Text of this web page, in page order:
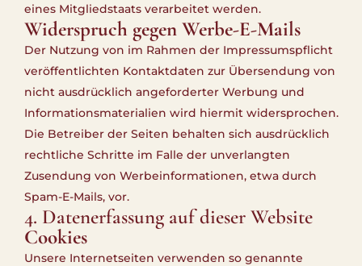
eines Mitgliedstaats verarbeitet werden.
Widerspruch gegen Werbe-E-Mails
Der Nutzung von im Rahmen der Impressumspflicht
veröffentlichten Kontaktdaten zur Übersendung von
nicht ausdrücklich angeforderter Werbung und
Informationsmaterialien wird hiermit widersprochen.
Die Betreiber der Seiten behalten sich ausdrücklich
rechtliche Schritte im Falle der unverlangten
Zusendung von Werbeinformationen, etwa durch
Spam-E-Mails, vor.
4. Datenerfassung auf dieser Website
Cookies
Unsere Internetseiten verwenden so genannte